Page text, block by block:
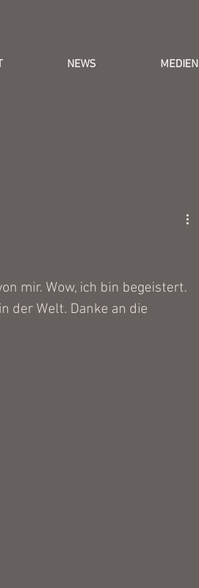
NEWS MEDIEN
mir. Wow, ich bin begeistert.
der Welt. Danke an die